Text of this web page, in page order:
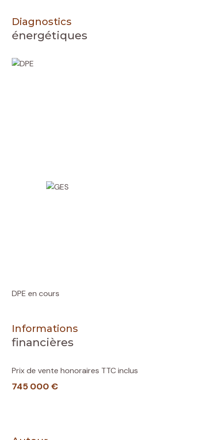
Diagnostics
énergétiques
DPE en cours
Informations
financières
Prix de vente honoraires TTC inclus
745 000 €